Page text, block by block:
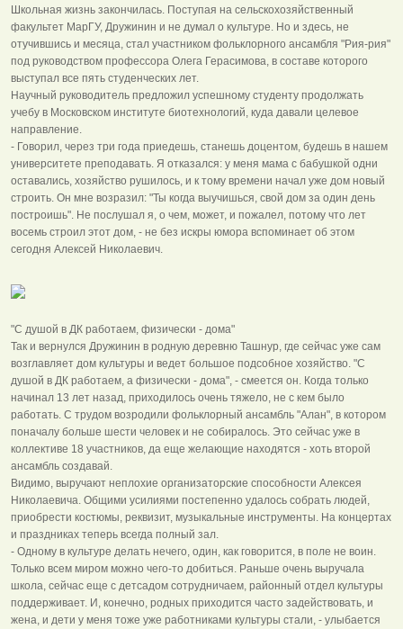
Школьная жизнь закончилась. Поступая на сельскохозяйственный
факультет МарГУ, Дружинин и не думал о культуре. Но и здесь, не
отучившись и месяца, стал участником фольклорного ансамбля "Рия-рия"
под руководством профессора Олега Герасимова, в составе которого
выступал все пять студенческих лет.
Научный руководитель предложил успешному студенту продолжать
учебу в Московском институте биотехнологий, куда давали целевое
направление.
- Говорил, через три года приедешь, станешь доцентом, будешь в нашем
университете преподавать. Я отказался: у меня мама с бабушкой одни
оставались, хозяйство рушилось, и к тому времени начал уже дом новый
строить. Он мне возразил: "Ты когда выучишься, свой дом за один день
построишь". Не послушал я, о чем, может, и пожалел, потому что лет
восемь строил этот дом, - не без искры юмора вспоминает об этом
сегодня Алексей Николаевич.
"С душой в ДК работаем, физически - дома"
Так и вернулся Дружинин в родную деревню Ташнур, где сейчас уже сам
возглавляет дом культуры и ведет большое подсобное хозяйство. "С
душой в ДК работаем, а физически - дома", - смеется он. Когда только
начинал 13 лет назад, приходилось очень тяжело, не с кем было
работать. С трудом возродили фольклорный ансамбль "Алан", в котором
поначалу больше шести человек и не собиралось. Это сейчас уже в
коллективе 18 участников, да еще желающие находятся - хоть второй
ансамбль создавай.
Видимо, выручают неплохие организаторские способности Алексея
Николаевича. Общими усилиями постепенно удалось собрать людей,
приобрести костюмы, реквизит, музыкальные инструменты. На концертах
и праздниках теперь всегда полный зал.
- Одному в культуре делать нечего, один, как говорится, в поле не воин.
Только всем миром можно чего-то добиться. Раньше очень выручала
школа, сейчас еще с детсадом сотрудничаем, районный отдел культуры
поддерживает. И, конечно, родных приходится часто задействовать, и
жена, и дети у меня тоже уже работниками культуры стали, - улыбается